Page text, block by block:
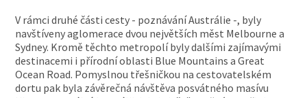
V rámci druhé části cesty - poznávání Austrálie -, byly
navštíveny aglomerace dvou největších měst Melbourne a
Sydney. Kromě těchto metropolí byly dalšími zajímavými
destinacemi i přírodní oblasti Blue Mountains a Great
Ocean Road. Pomyslnou třešničkou na cestovatelském
dortu pak byla závěrečná návštěva posvátného masívu